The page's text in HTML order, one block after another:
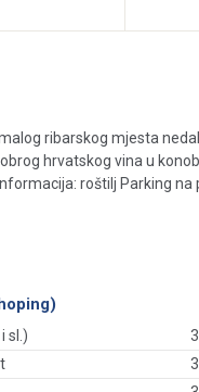
ribarskog mjesta
hrvatskog vina u
roštilj Parking na
sl.)